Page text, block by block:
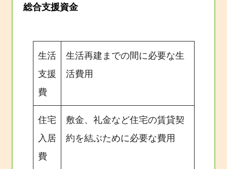
総合支援資金
生活
支援
費
生活再建までの間に必要な生
活費用
住宅
入居
費
敷金、礼金など住宅の賃貸契
約を結ぶために必要な費用